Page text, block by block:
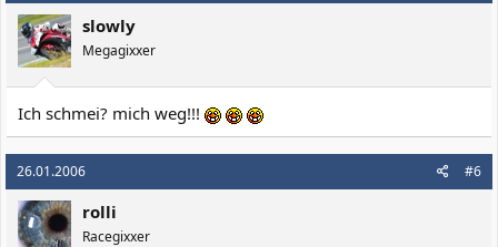
slowly
Megagixxer
Ich schmei? mich weg!!!
26.01.2006 #6
rolli
Racegixxer